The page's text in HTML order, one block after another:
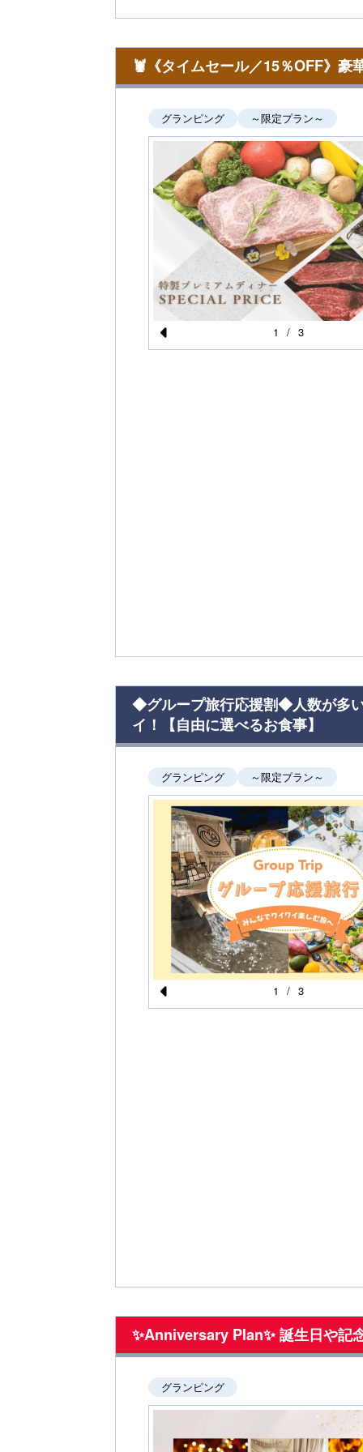
🦞《タイムセール／15％OFF》豪
グランピング ～限定プラン～
Pr
1 / 3
◆グループ旅行応援割◆人数が多
イ！【自由に選べるお食事】
グランピング ～限定プラン～
Pr
1 / 3
✨Anniversary Plan✨ 誕生日や記
グランピング